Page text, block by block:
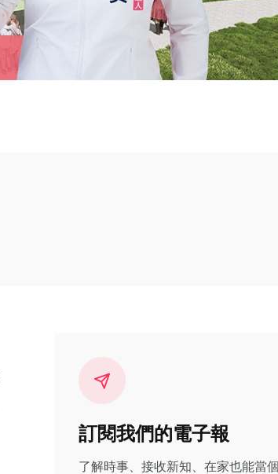
訂閱我們的電子報
了解時事、接收新知、在家也能當個